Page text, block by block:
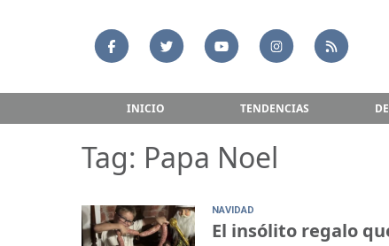
INICIO TENDENCIAS
Tag: Papa Noel
NAVIDAD
El insólito regalo